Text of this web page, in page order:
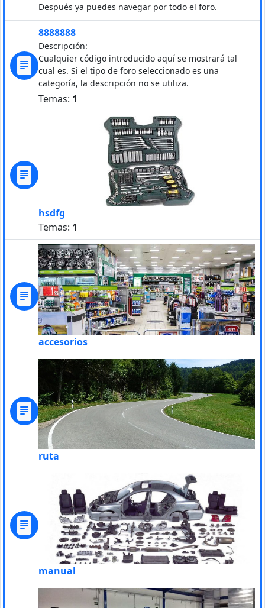
Después ya puedes navegar por todo el foro.
8888888
Descripción:
Cualquier código introducido aquí se mostrará tal
cual es. Si el tipo de foro seleccionado es una
categoría, la descripción no se utiliza.
Temas: 1
hsdfg
Temas: 1
accesorios
ruta
manual